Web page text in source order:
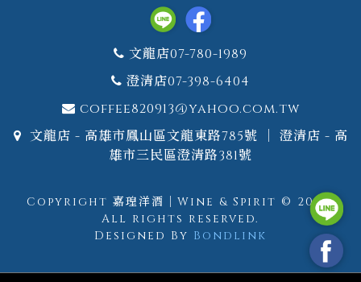
文龍店07-780-1989
澄清店07-398-6404
coffee820913@yahoo.com.tw
文龍店 - 高雄市鳳山區文龍東路785號 ｜ 澄清店 - 高
雄市三民區澄清路381號
Copyright 嘉瑝洋酒｜Wine & Spirit © 2026.
All rights reserved.
Designed By Bondlink